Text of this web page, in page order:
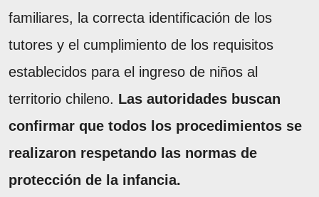
familiares, la correcta identificación de los
tutores y el cumplimiento de los requisitos
establecidos para el ingreso de niños al
territorio chileno. Las autoridades buscan
confirmar que todos los procedimientos se
realizaron respetando las normas de
protección de la infancia.